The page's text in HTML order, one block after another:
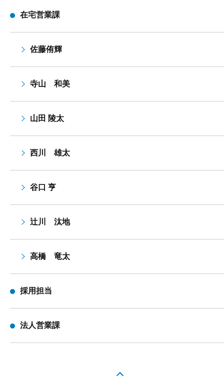
在宅営業課
佐藤侑輝
寺山 和美
山田 陵太
西川 雄太
谷口 亨
辻川 汰地
高橋 竜太
採用担当
法人営業課